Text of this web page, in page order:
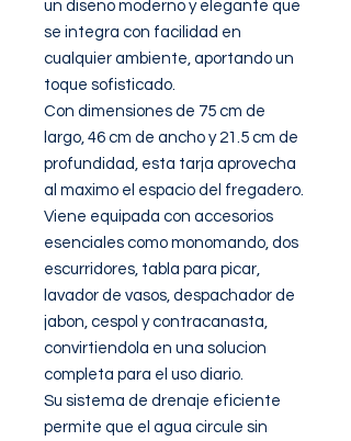
un diseno moderno y elegante que
se integra con facilidad en
cualquier ambiente, aportando un
toque sofisticado.
Con dimensiones de 75 cm de
largo, 46 cm de ancho y 21.5 cm de
profundidad, esta tarja aprovecha
al maximo el espacio del fregadero.
Viene equipada con accesorios
esenciales como monomando, dos
escurridores, tabla para picar,
lavador de vasos, despachador de
jabon, cespol y contracanasta,
convirtiendola en una solucion
completa para el uso diario.
Su sistema de drenaje eficiente
permite que el agua circule sin